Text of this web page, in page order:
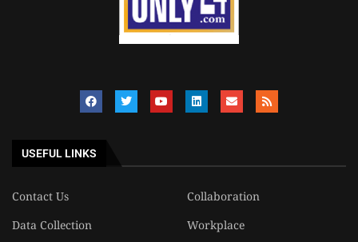
USEFUL LINKS
Contact Us
Collaboration
Data Collection
Workplace